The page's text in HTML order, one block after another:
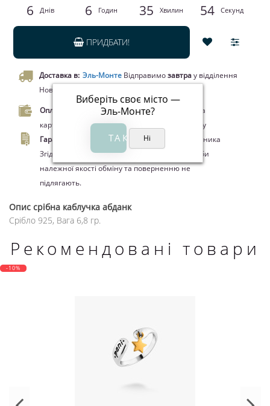
6 Днів 6 Годин 35 Хвилин 54 Секунд
ПРИДБАТИ!
Доставка в: Эль-Монте
Виберіть своє місто —
Эль-Монте?
Відправимозавтрау відділення
Нової пошти чи кур’єром.
Оплата.
Оплата при отриманні товару, Оплата
карткою Visa/MasterCard, Google Pay, Apple Pay
Гарантия.
14 днів офіційної гарантії від виробника
Згідно ЗУ "Про захист прав споживачів" вироби
належної якості обміну та поверненню не
підлягають.
Опис срібна каблучка абданк
Срібло 925, Вага 6,8 гр.
Рекомендовані товари
-10%